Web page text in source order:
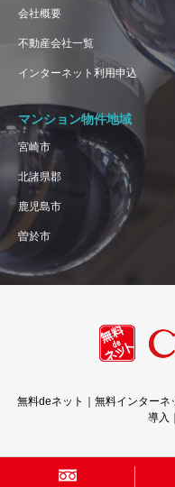
会社概要
不動産会社一覧
インターネット利用申込
マンション物件地域
宮崎市
北諸県郡
鹿児島市
曽於市
無料deネット｜無料インター
導入